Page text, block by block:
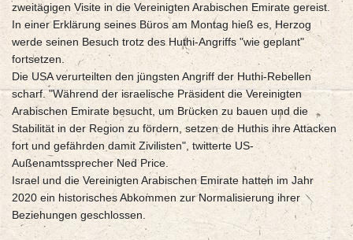
zweitägigen Visite in die Vereinigten Arabischen Emirate gereist.
In einer Erklärung seines Büros am Montag hieß es, Herzog
werde seinen Besuch trotz des Huthi-Angriffs "wie geplant"
fortsetzen.
Die USA verurteilten den jüngsten Angriff der Huthi-Rebellen
scharf. "Während der israelische Präsident die Vereinigten
Arabischen Emirate besucht, um Brücken zu bauen und die
Stabilität in der Region zu fördern, setzen de Huthis ihre Attacken
fort und gefährden damit Zivilisten", twitterte US-
Außenamtssprecher Ned Price.
Israel und die Vereinigten Arabischen Emirate hatten im Jahr
2020 ein historisches Abkommen zur Normalisierung ihrer
Beziehungen geschlossen.